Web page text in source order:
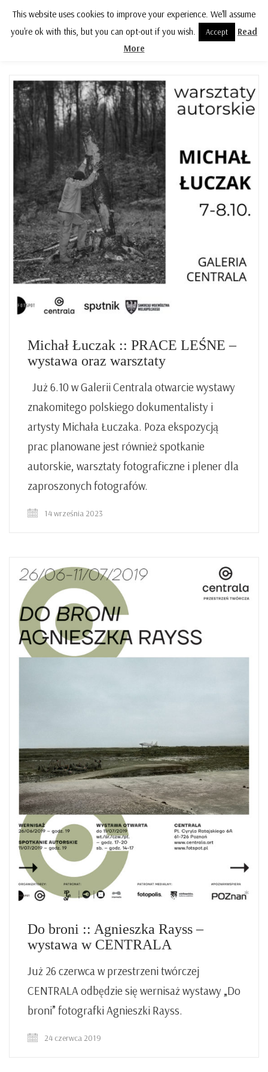
MENU
Michał Łuczak :: PRACE LEŚNE –
wystawa oraz warsztaty
Już 6.10 w Galerii Centrala otwarcie wystawy
znakomitego polskiego dokumentalisty i
artysty Michała Łuczaka. Poza ekspozycją
prac planowane jest również spotkanie
autorskie, warsztaty fotograficzne i plener dla
zaproszonych fotografów.
14 września 2023
Do broni :: Agnieszka Rayss –
wystawa w CENTRALA
Już 26 czerwca w przestrzeni twórczej
CENTRALA odbędzie się wernisaż wystawy „Do
broni” fotografki Agnieszki Rayss.
24 czerwca 2019
This website uses cookies to improve your experience. We'll assume
you're ok with this, but you can opt-out if you wish.
Accept
Read
More